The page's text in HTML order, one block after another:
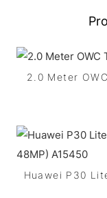
2.0 Meter
Huawei P30